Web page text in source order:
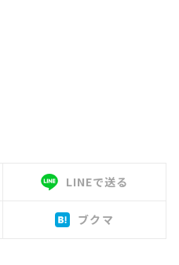
LINEで送る
ブクマ